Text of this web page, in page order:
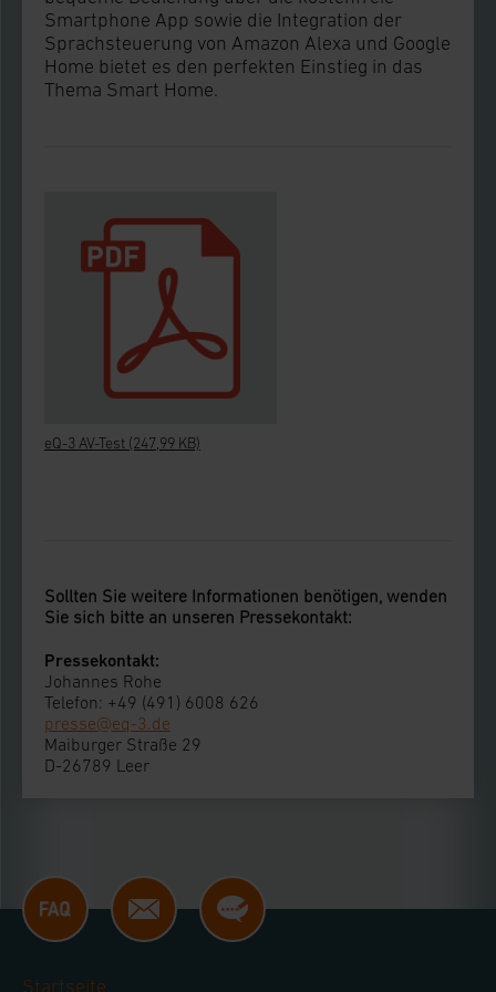
anpassen oder widerrufen. Ihre Browser-
Einstellungen können dazu führen, dass die
Einstellungen nicht längerfristig gespeichert
Smartphone App sowie die Integration der
Sprachsteuerung von Amazon Alexa und Google
Home bietet es den perfekten Einstieg in das
Thema Smart Home.
eQ-3 AV-Test (247,99 KB)
Sollten Sie weitere Informationen benötigen, wenden
Sie sich bitte an unseren Pressekontakt:
Pressekontakt:
Johannes Rohe
Telefon: +49 (491) 6008 626
presse@eq-3.de
Maiburger Straße 29
D-26789 Leer
Startseite